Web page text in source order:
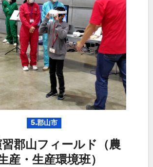
5.郡山市
郡山フィールド（農
産・生産環境班）